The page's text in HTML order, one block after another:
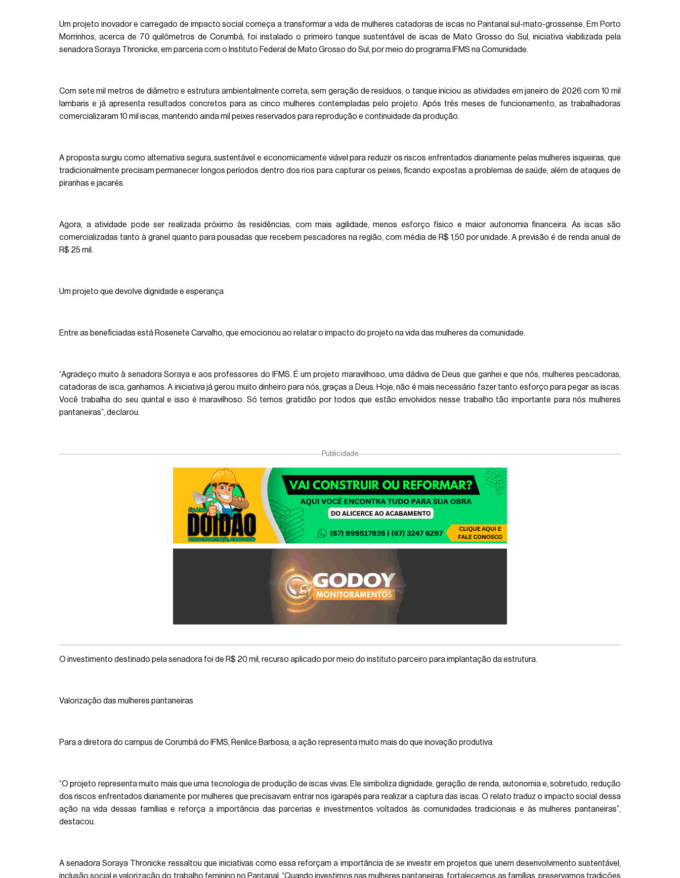
Um projeto inovador e carregado de impacto social começa a transformar a vida de mulheres catadoras de iscas no Pantanal sul-mato-grossense. Em Porto
Morrinhos, acerca de 70 quilômetros de Corumbá, foi instalado o primeiro tanque sustentável de iscas de Mato Grosso do Sul, iniciativa viabilizada pela
senadora Soraya Thronicke, em parceria com o Instituto Federal de Mato Grosso do Sul, por meio do programa IFMS na Comunidade.
Com sete mil metros de diâmetro e estrutura ambientalmente correta, sem geração de resíduos, o tanque iniciou as atividades em janeiro de 2026 com 10 mil
lambaris e já apresenta resultados concretos para as cinco mulheres contempladas pelo projeto. Após três meses de funcionamento, as trabalhadoras
comercializaram 10 mil iscas, mantendo ainda mil peixes reservados para reprodução e continuidade da produção.
A proposta surgiu como alternativa segura, sustentável e economicamente viável para reduzir os riscos enfrentados diariamente pelas mulheres isqueiras, que
tradicionalmente precisam permanecer longos períodos dentro dos rios para capturar os peixes, ficando expostas a problemas de saúde, além de ataques de
piranhas e jacarés.
Agora, a atividade pode ser realizada próximo às residências, com mais agilidade, menos esforço físico e maior autonomia financeira. As iscas são
comercializadas tanto à granel quanto para pousadas que recebem pescadores na região, com média de R$ 1,50 por unidade. A previsão é de renda anual de
R$ 25 mil.
Um projeto que devolve dignidade e esperança
Entre as beneficiadas está Rosenete Carvalho, que emocionou ao relatar o impacto do projeto na vida das mulheres da comunidade.
“Agradeço muito à senadora Soraya e aos professores do IFMS. É um projeto maravilhoso, uma dádiva de Deus que ganhei e que nós, mulheres pescadoras,
catadoras de isca, ganhamos. A iniciativa já gerou muito dinheiro para nós, graças a Deus. Hoje, não é mais necessário fazer tanto esforço para pegar as iscas.
Você trabalha do seu quintal e isso é maravilhoso. Só temos gratidão por todos que estão envolvidos nesse trabalho tão importante para nós mulheres
pantaneiras”, declarou.
Publicidade
O investimento destinado pela senadora foi de R$ 20 mil, recurso aplicado por meio do instituto parceiro para implantação da estrutura.
Valorização das mulheres pantaneiras
Para a diretora do campus de Corumbá do IFMS, Renilce Barbosa, a ação representa muito mais do que inovação produtiva.
“O projeto representa muito mais que uma tecnologia de produção de iscas vivas. Ele simboliza dignidade, geração de renda, autonomia e, sobretudo, redução
dos riscos enfrentados diariamente por mulheres que precisavam entrar nos igarapés para realizar a captura das iscas. O relato traduz o impacto social dessa
ação na vida dessas famílias e reforça a importância das parcerias e investimentos voltados às comunidades tradicionais e às mulheres pantaneiras”,
destacou.
A senadora Soraya Thronicke ressaltou que iniciativas como essa reforçam a importância de se investir em projetos que unem desenvolvimento sustentável,
inclusão social e valorização do trabalho feminino no Pantanal. “Quando investimos nas mulheres pantaneiras, fortalecemos as famílias, preservamos tradições